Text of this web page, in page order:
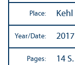
Place: Kehl
Year/Date: 2017
Pages: 14 S.